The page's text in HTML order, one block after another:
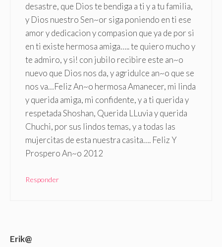
desastre, que Dios te bendiga a ti y a tu familia,
y Dios nuestro Sen~or siga poniendo en ti ese
amor y dedicacion y compasion que ya de por si
en ti existe hermosa amiga….. te quiero mucho y
te admiro, y si! con jubilo recibire este an~o
nuevo que Dios nos da, y agridulce an~o que se
nos va…Feliz An~o hermosa Amanecer, mi linda
y querida amiga, mi confidente, y a ti querida y
respetada Shoshan, Querida LLuvia y querida
Chuchi, por sus lindos temas, y a todas las
mujercitas de esta nuestra casita…. Feliz Y
Prospero An~o 2012
Responder
Erik@